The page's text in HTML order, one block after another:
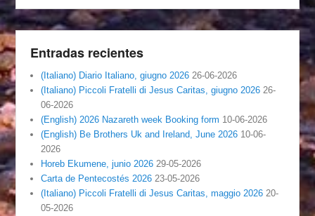
Entradas recientes
(Italiano) Diario Italiano, giugno 2026 26-06-2026
(Italiano) Piccoli Fratelli di Jesus Caritas, giugno 2026 26-
06-2026
(English) 2026 Nazareth week Booking form 10-06-2026
(English) Be Brothers Uk and Ireland, June 2026 10-06-
2026
Horeb Ekumene, junio 2026 29-05-2026
Carta de Pentecostés 2026 23-05-2026
(Italiano) Piccoli Fratelli di Jesus Caritas, maggio 2026 20-
05-2026